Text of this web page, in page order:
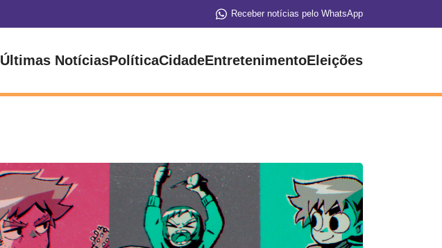
Receber notícias pelo WhatsApp
Últimas NotíciasPolíticaCidadeEntretenimentoEleições